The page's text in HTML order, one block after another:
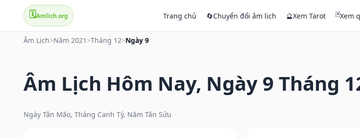
🗓️Amlich.org Trang chủ 🔄Chuyển đổi âm lịch 🔮Xem Tarot 🃏Xem
Âm Lịch>Năm 2021 >Tháng 12>Ngày 9
Âm Lịch Hôm Nay, Ngày 9 Tháng
Ngày Tân Mão, Tháng Canh Tý, Năm Tân Sửu